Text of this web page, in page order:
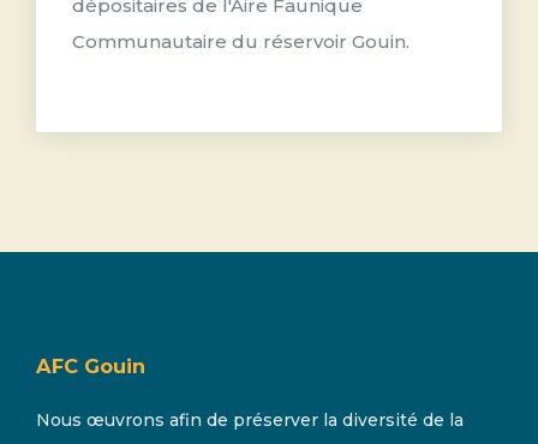
dépositaires de l'Aire Faunique
Communautaire du réservoir Gouin.
AFC Gouin
Nous œuvrons afin de préserver la diversité de la